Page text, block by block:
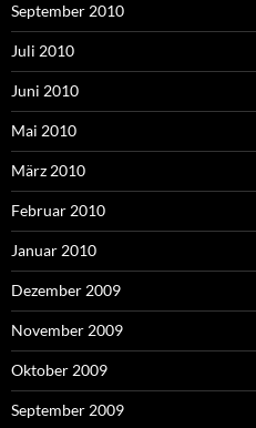
September 2010
Juli 2010
Juni 2010
Mai 2010
März 2010
Februar 2010
Januar 2010
Dezember 2009
November 2009
Oktober 2009
September 2009